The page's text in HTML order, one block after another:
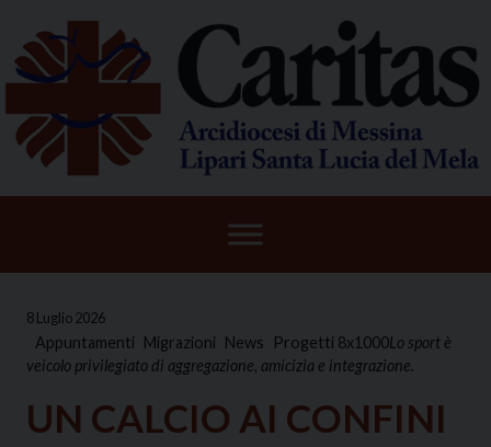
content
8 Luglio 2026
Appuntamenti Migrazioni News Progetti 8x1000Lo sport è
veicolo privilegiato di aggregazione, amicizia e integrazione.
UN CALCIO AI CONFINI